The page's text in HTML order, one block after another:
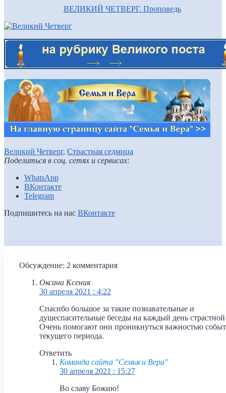
ВЕЛИКИЙ ЧЕТВЕРГ. Проповедь
Великий Четверг, Страстная седмица
Поделиться в соц. сетях и сервисах:
WhatsApp
ВКонтакте
Telegram
Подпишитесь на нас ВКонтакте
Обсуждение: 2 комментария
Оксана Ксения
30 апреля 2021 : 4:22
Спасибо большое за такие познавательные и
душеспасительные беседы на каждый день
Очень помогают они проникнуться важностью
текущего периода.
Ответить
Команда сайта "Семья и Вера"
30 апреля 2021 : 15:27
Во славу Божию!